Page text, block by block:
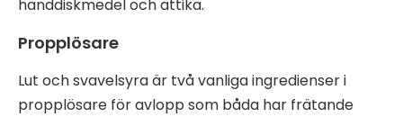
handdiskmedel och ättika.
Propplösare
Lut och svavelsyra är två vanliga ingredienser i
propplösare för avlopp som båda har frätande